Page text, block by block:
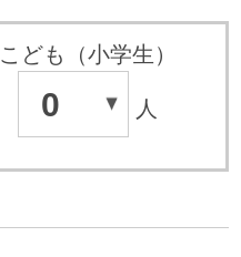
こども（小学生）
0 人